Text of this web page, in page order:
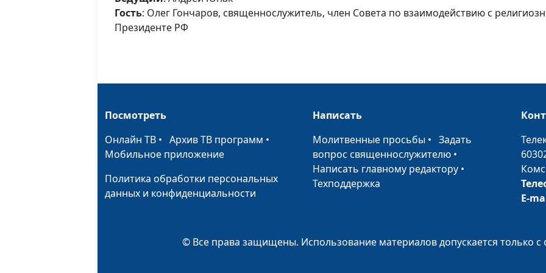
военных
Гость: Олег Гончаров, священнослужитель, член Совета по взаимодействию с
Президенте РФ
Посмотреть
Онлайн ТВ • Архив ТВ программ •
Мобильное приложение
Политика обработки персональных
данных и конфиденциальности
Написать
Молитвенные просьбы •Задать
вопрос священнослужителю •
Написать главному редактору •
Техподдержка
E-
© Все права защищены. Использование материалов допускается только с